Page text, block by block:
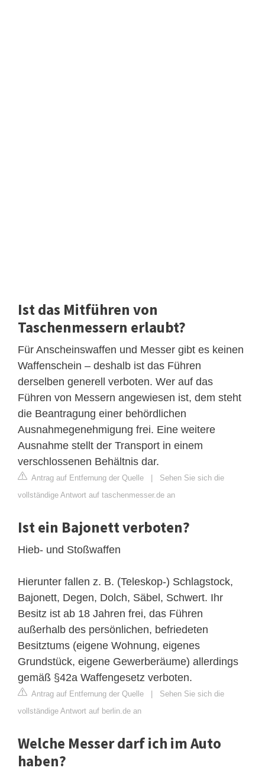
Ist das Mitführen von
Taschenmessern erlaubt?
Für Anscheinswaffen und Messer gibt es keinen
Waffenschein – deshalb ist das Führen
derselben generell verboten. Wer auf das
Führen von Messern angewiesen ist, dem steht
die Beantragung einer behördlichen
Ausnahmegenehmigung frei. Eine weitere
Ausnahme stellt der Transport in einem
verschlossenen Behältnis dar.
Antrag auf Entfernung der Quelle | Sehen Sie sich die
vollständige Antwort auf taschenmesser.de an
Ist ein Bajonett verboten?
Hieb- und Stoßwaffen
Hierunter fallen z. B. (Teleskop-) Schlagstock,
Bajonett, Degen, Dolch, Säbel, Schwert. Ihr
Besitz ist ab 18 Jahren frei, das Führen
außerhalb des persönlichen, befriedeten
Besitztums (eigene Wohnung, eigenes
Grundstück, eigene Gewerberäume) allerdings
gemäß §42a Waffengesetz verboten.
Antrag auf Entfernung der Quelle | Sehen Sie sich die
vollständige Antwort auf berlin.de an
Welche Messer darf ich im Auto
haben?